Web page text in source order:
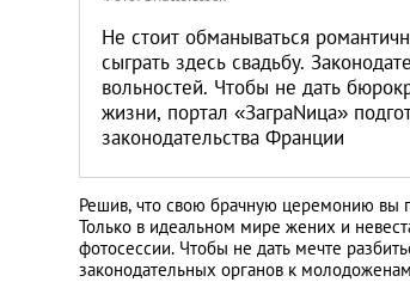
Литва
Мальта
Польша
Португалия
Не стоит обманываться
сыграть здесь свадьбу.
вольностей. Чтобы не дать
жизни, портал «ЗаграNица»
законодательства Франции
Решив, что свою брачную церемонию вы
Только в идеальном мире жених и
фотосессии. Чтобы не дать мечте
законодательных органов к